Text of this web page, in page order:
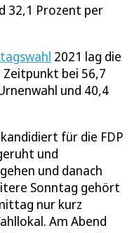
32,1 Prozent per
2021 lag die
bei 56,7
und 40,4
für die FDP
und
und danach
Sonntag gehört
nur kurz
Am Abend